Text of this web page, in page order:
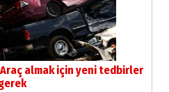
Araç almak için yeni tedbirler
Yeri
KIZI